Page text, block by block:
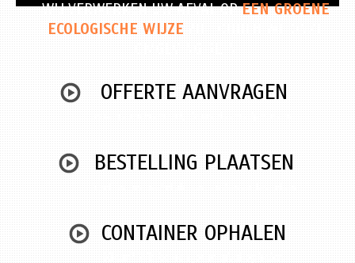
WIJ VERWERKEN UW AFVAL OPEEN GROENE
ECOLOGISCHE WIJZE
OFFERTE AANVRAGEN
BESTELLING PLAATSEN
CONTAINER OPHALEN